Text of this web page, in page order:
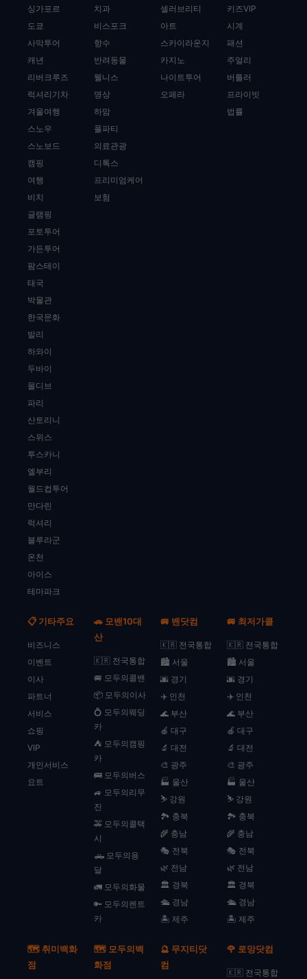
싱가포르
도쿄
사막투어
캐년
리버크루즈
럭셔리기차
겨울여행
스노우
스노보드
캠핑
여행
비치
글램핑
포토투어
가든투어
팜스테이
태국
박물관
한국문화
발리
하와이
두바이
몰디브
파리
산토리니
스위스
투스카니
엘부리
월드컵투어
만다린
럭셔리
블루라군
온천
아이스
테마파크
치과
비스포크
향수
반려동물
웰니스
명상
하맘
풀파티
의료관광
디톡스
프리미엄케어
보험
셀러브리티
아트
스카이라운지
카지노
나이트투어
오페라
키즈VIP
시계
패션
주얼리
버틀러
프라이빗
법률
📋 기타주요
비즈니스
이벤트
이사
파트너
서비스
쇼핑
VIP
개인서비스
요트
🚗 모밴10대
산
🇰🇷 전국통합
🚐 모두의콜밴
📦 모두의이사
💍 모두의웨딩
카
⛺ 모두의캠핑
카
🚌 모두의버스
🚙 모두의리무
진
🚕 모두의콜택
시
🛻 모두의용
달
🚛 모두의화물
🔑 모두의렌트
카
🚐 밴닷컴
🇰🇷 전국통합
🏙️ 서울
🌆 경기
✈️ 인천
🌊 부산
🍎 대구
🔬 대전
🎨 광주
🏭 울산
⛷️ 강원
🏞️ 충북
🌾 충남
🎭 전북
🌿 전남
🏛️ 경북
🛳️ 경남
🏝️ 제주
🚐 최저가콜
🇰🇷 전국통합
🏙️ 서울
🌆 경기
✈️ 인천
🌊 부산
🍎 대구
🔬 대전
🎨 광주
🏭 울산
⛷️ 강원
🏞️ 충북
🌾 충남
🎭 전북
🌿 전남
🏛️ 경북
🛳️ 경남
🏝️ 제주
🗺️ 취미백화
점
🗺️ 모두의백
화점
🔮 무지티닷
컴
🌹 로망닷컴
🇰🇷 전국통합